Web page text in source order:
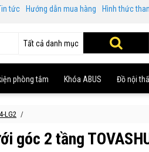
tức Hướng dẫn mua hàng Hình thức
Tất cả danh mục
phòng tắm Khóa ABUS Đồ nội
LG2
góc 2 tầng